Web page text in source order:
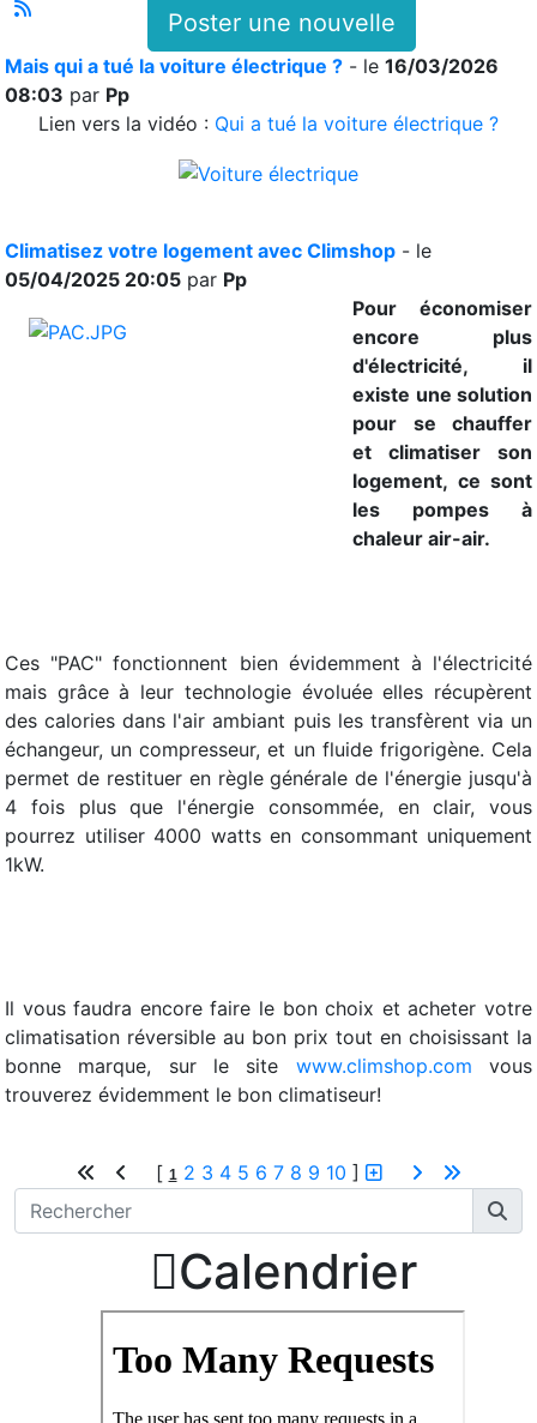
Poster une nouvelle
Mais qui a tué la voiture électrique ? - le 16/03/2026
08:03 par Pp
Lien vers la vidéo : Qui a tué la voiture électrique ?
Climatisez votre logement avec Climshop - le
05/04/2025 20:05 par Pp
Pour économiser
encore plus
d'électricité, il
existe une solution
pour se chauffer
et climatiser son
logement, ce sont
les pompes à
chaleur air-air.
Ces "PAC" fonctionnent bien évidemment à l'électricité
mais grâce à leur technologie évoluée elles récupèrent
des calories dans l'air ambiant puis les transfèrent via un
échangeur, un compresseur, et un fluide frigorigène. Cela
permet de restituer en règle générale de l'énergie jusqu'à
4 fois plus que l'énergie consommée, en clair, vous
pourrez utiliser 4000 watts en consommant uniquement
1kW.
Il vous faudra encore faire le bon choix et acheter votre
climatisation réversible au bon prix tout en choisissant la
bonne marque, sur le site www.climshop.com vous
trouverez évidemment le bon climatiseur!
[ 1 2 3 4 5 6 7 8 9 10 ]
Calendrier